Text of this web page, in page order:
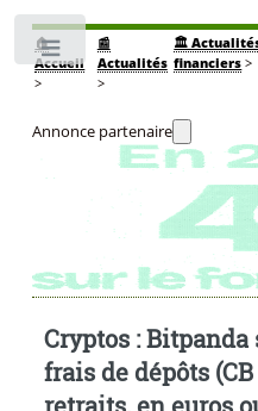
🏠
Accueil
>
📰
Actualités
>
🏛️
financiers >
Annonce partenaire
Cryptos :
frais de dépôts
Toggle